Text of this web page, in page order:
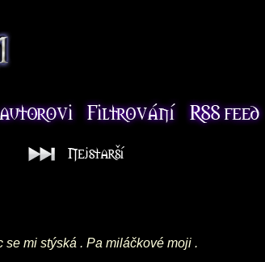
mi stýská . Pa miláčkové moji .